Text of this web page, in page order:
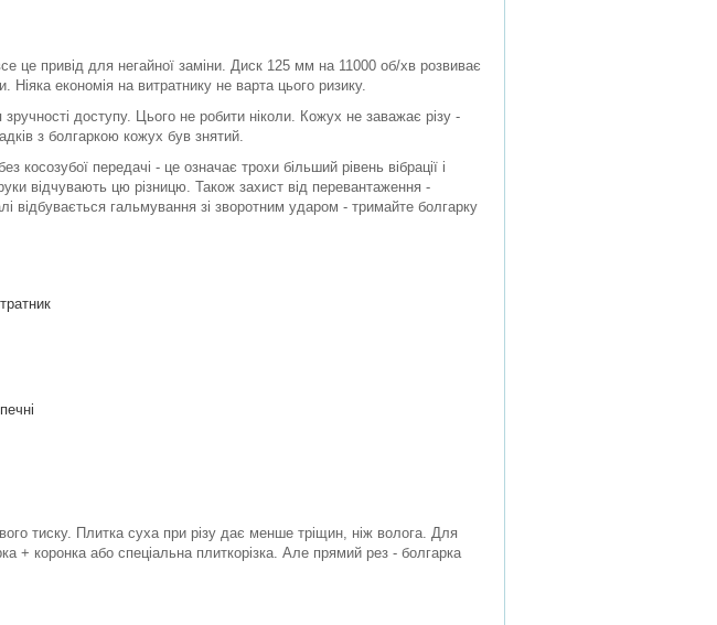
це привід для негайної заміни. Диск 125 мм на 11000 об/хв розвиває
економія на витратнику не варта цього ризику.
доступу. Цього не робити ніколи. Кожух не заважає різу -
з болгаркою кожух був знятий.
передачі - це означає трохи більший рівень вібрації і
відчувають цю різницю. Також захист від перевантаження -
відбувається гальмування зі зворотним ударом - тримайте болгарку
тиску. Плитка суха при різу дає менше тріщин, ніж волога. Для
+ коронка або спеціальна плиткорізка. Але прямий рез - болгарка